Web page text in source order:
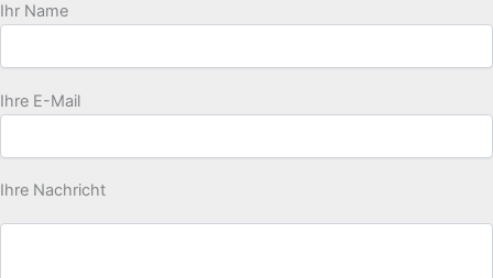
Ihr Name
Ihre E-Mail
Ihre Nachricht